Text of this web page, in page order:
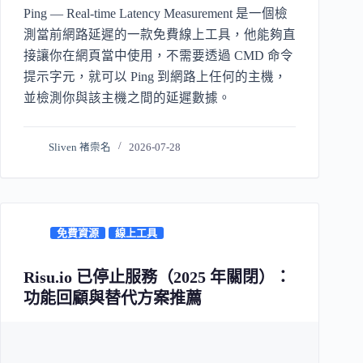
Ping — Real-time Latency Measurement 是一個檢
測當前網路延遲的一款免費線上工具，他能夠直
接讓你在網頁當中使用，不需要透過 CMD 命令
提示字元，就可以 Ping 到網路上任何的主機，
並檢測你與該主機之間的延遲數據。
Sliven 褚崇名 2026-07-28
免費資源 線上工具
Risu.io 已停止服務（2025 年關閉）：
功能回顧與替代方案推薦